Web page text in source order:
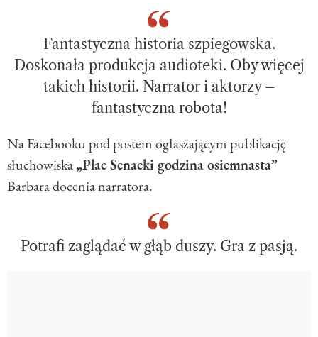
Fantastyczna historia szpiegowska.
Doskonała produkcja audioteki. Oby więcej
takich historii. Narrator i aktorzy –
fantastyczna robota!
Na Facebooku pod postem ogłaszającym publikację
słuchowiska„Plac Senacki godzina osiemnasta”
Barbara docenia narratora.
Potrafi zaglądać w głąb duszy. Gra z pasją.